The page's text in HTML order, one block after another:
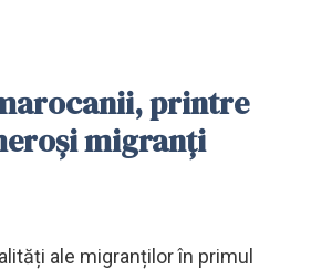
printre
migranți
ale migranților în primul